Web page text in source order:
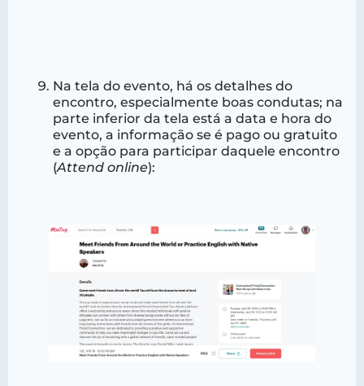
Na tela do evento, há os detalhes do
encontro, especialmente boas condutas; na
parte inferior da tela está a data e hora do
evento, a informação se é pago ou gratuito
e a opção para participar daquele encontro
(Attend online):